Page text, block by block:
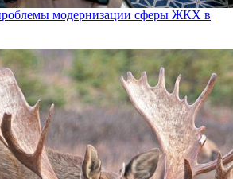
модернизации сферы ЖКХ в